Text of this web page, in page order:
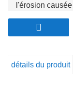
l'érosion
difficiles,
Haute
bonne capacité
détails du produit